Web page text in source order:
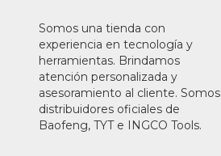
Somos una tienda con
experiencia en tecnología y
herramientas. Brindamos
atención personalizada y
asesoramiento al cliente. Somos
distribuidores oficiales de
Baofeng, TYT e INGCO Tools.